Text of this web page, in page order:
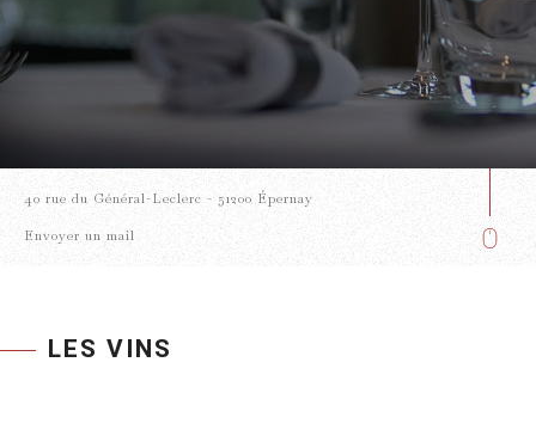
40 rue du Général-Leclerc - 51200 Épernay
Envoyer un mail
LES VINS